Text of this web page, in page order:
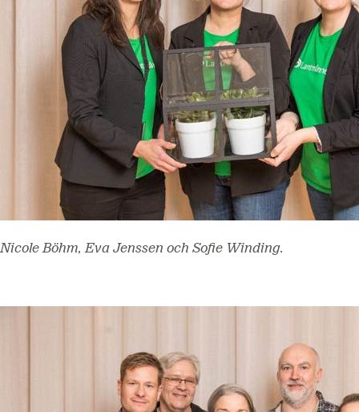
Nicole Böhm, Eva Jenssen och Sofie Winding.